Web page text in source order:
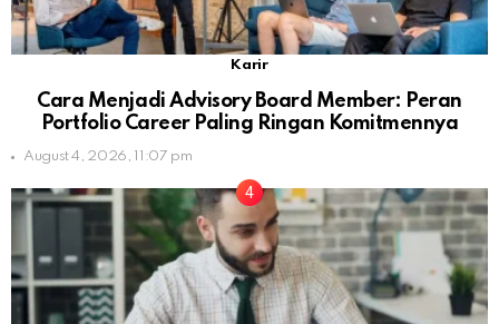
Karir
Cara Menjadi Advisory Board Member: Peran
Portfolio Career Paling Ringan Komitmennya
August 4, 2026, 11:07 pm